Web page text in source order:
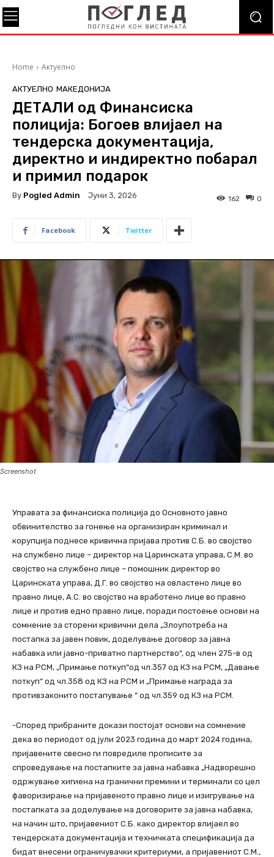
Home Актуелно
АКТУЕЛНО МАКЕДОНИЈА
ДЕТАЛИ од Финансиска
полиција: Богоев влијаел на
тендерска документација,
директно и индиректно побарал
и примил подарок
By Pogled Admin Јуни 3, 2026 0
162
Facebook Twitter
Screenshot
Управата за финансиска полиција до Основното јавно
обвинителство за гонење на организиран криминал и
корупција поднесе кривична пријава против С.Б. во својство
на службено лице – директор на Царинската управа, С.М. во
својство на службено лице – помошник директор во
Царинската управа, Д.Г. во својство на овластено лице во
правно лице, А.С. во својство на вработено лице во правно
лице и против едно правно лице, поради постоење основи на
сомнение за сторени кривични дела „Злоупотреба на
постапка за јавен повик, доделување договор за јавна
набавка или јавно-приватно партнерство“, од член 275-в од
КЗ на РСМ, „Примање поткуп“од чл.357 од КЗ на РСМ, „Давање
поткуп“ од чл.358 од КЗ на РСМ и „Примање награда за
противзаконито постапување “ од чл.359 од КЗ на РСМ.
-Според прибраните докази постојат основи на сомнение
дека во периодот од јули 2023 година до март 2024 година,
пријавените свесно ги повредиле прописите за
спроведување на постапките за јавна набавка „Надворешно
одржување хигиена на гранични премини и терминали со цел
фаворизирање на пријавеното правно лице и изигрување на
постапката за доделување на договорите за јавна набавка,
на начин што, пријавениот С.Б. како директор влијаел во
тендерската документација и техничката спецификација да
бидат внесени ограничувачки критериуми, а пријавениот С.М.,